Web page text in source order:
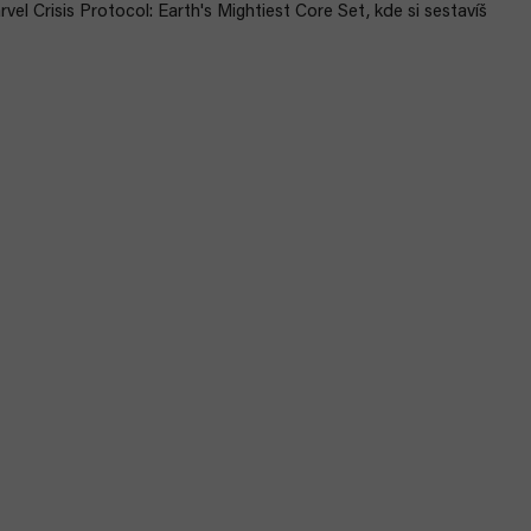
Crisis Protocol: Earth's Mightiest Core Set, kde si sestavíš